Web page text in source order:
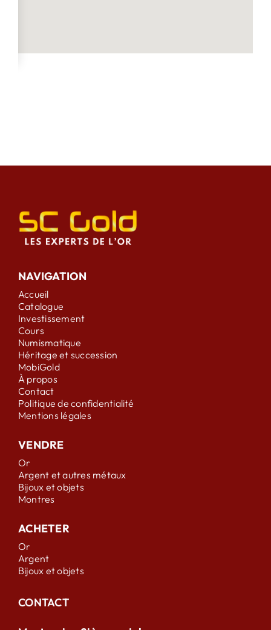
NAVIGATION
Accueil
Catalogue
Investissement
Cours
Numismatique
Héritage et succession
MobiGold
À propos
Contact
Politique de confidentialité
Mentions légales
VENDRE
Or
Argent et autres métaux
Bijoux et objets
Montres
ACHETER
Or
Argent
Bijoux et objets
CONTACT